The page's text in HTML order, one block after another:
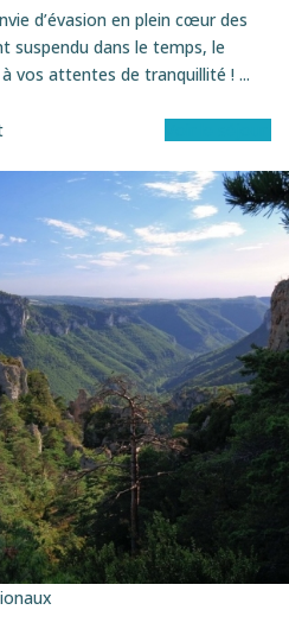
d’évasion en plein cœur des
suspendu dans le temps, le
vos attentes de tranquillité ! ...